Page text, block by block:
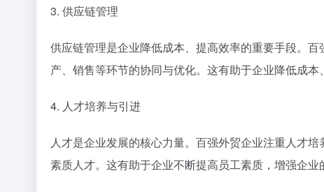
3. 供应链管理
供应链管理是企业降低成本、提高效率的重要手段。
产、销售等环节的协同与优化。这有助于企业降低成本
4. 人才培养与引进
人才是企业发展的核心力量。百强外贸企业注重人才
素质人才。这有助于企业不断提高员工素质，增强企业